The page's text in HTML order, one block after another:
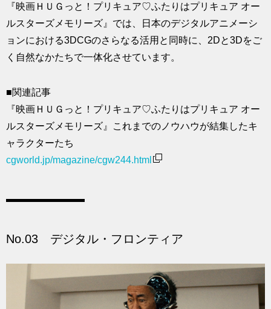
『映画ＨＵＧっと！プリキュア♡ふたりはプリキュア オー
ルスターズメモリーズ』では、日本のデジタルアニメーシ
ョンにおける3DCGのさらなる活用と同時に、2Dと3Dをご
く自然なかたちで一体化させています。
■関連記事
『映画ＨＵＧっと！プリキュア♡ふたりはプリキュア オー
ルスターズメモリーズ』これまでのノウハウが結集したキ
ャラクターたち
cgworld.jp/magazine/cgw244.html
No.03 デジタル・フロンティア